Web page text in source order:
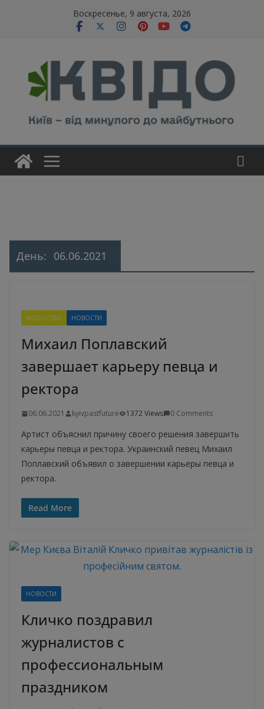
Воскресенье, 9 августа, 2026
День: 06.06.2021
ИСКУССТВО НОВОСТИ
Михаил Поплавский
завершает карьеру певца и
ректора
06.06.2021 kyivpastfuture 1372 Views 0 Comments
Артист объяснил причину своего решения завершить
карьеры певца и ректора. Украинский певец Михаил
Поплавский объявил о завершении карьеры певца и
ректора.
Read More
НОВОСТИ
Кличко поздравил
журналистов с
профессиональным
праздником
modal-check